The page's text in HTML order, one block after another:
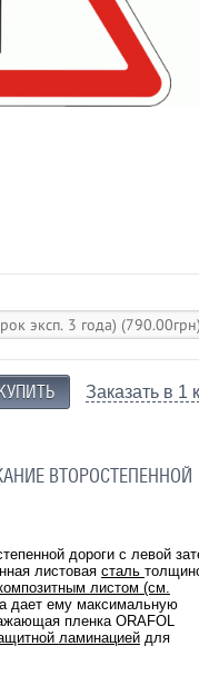
Заказать в 1
ВТОРОСТЕПЕННОЙ
дороги с левой
листовая сталь
листом (см.
дает ему максимальную
пленка ORAFOL
ламинациейдля